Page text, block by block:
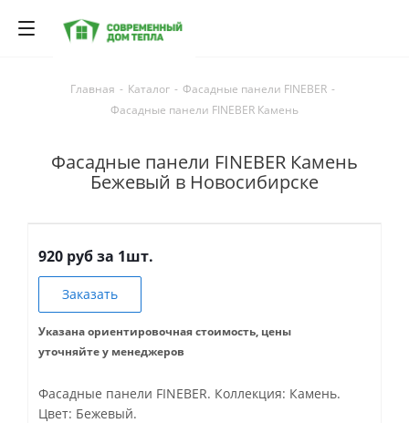
Главная - Каталог - Фасадные панели FINEBER -
Фасадные панели FINEBER Камень
Фасадные панели FINEBER Камень
Бежевый в Новосибирске
920 руб за 1шт.
Заказать
Указана ориентировочная стоимость, цены
уточняйте у менеджеров
Фасадные панели FINEBER. Коллекция: Камень.
Цвет: Бежевый.